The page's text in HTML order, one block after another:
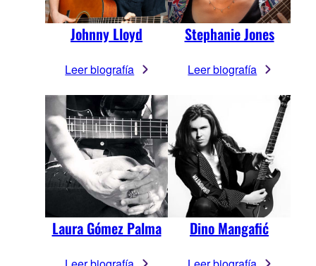
Johnny Lloyd
Leer biografía
Stephanie Jones
Leer biografía
Laura Gómez Palma Dino Mangafić